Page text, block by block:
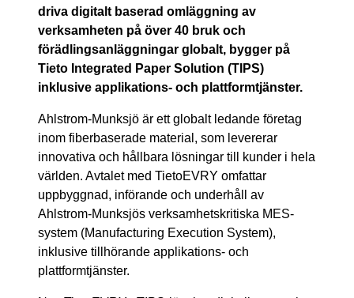
driva digitalt baserad omläggning av
verksamheten på över 40 bruk och
förädlingsanläggningar globalt, bygger på
Tieto Integrated Paper Solution (TIPS)
inklusive applikations- och plattformtjänster.
Ahlstrom-Munksjö är ett globalt ledande företag
inom fiberbaserade material, som levererar
innovativa och hållbara lösningar till kunder i hela
världen. Avtalet med TietoEVRY omfattar
uppbyggnad, införande och underhåll av
Ahlstrom-Munksjös verksamhetskritiska MES-
system (Manufacturing Execution System),
inklusive tillhörande applikations- och
plattformtjänster.